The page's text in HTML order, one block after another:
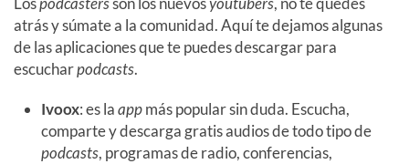
atrás y súmate a la comunidad. Aquí te dejamos algunas
de las aplicaciones que te puedes descargar para
escucharpodcasts.
Ivoox: es laappmás popular sin duda. Escucha,
comparte y descarga gratis audios de todo tipo de
podcasts, programas de radio, conferencias,